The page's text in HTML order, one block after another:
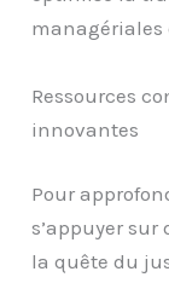
managériales
Ressources
innovantes
Pour
s’appuyer
la quête du